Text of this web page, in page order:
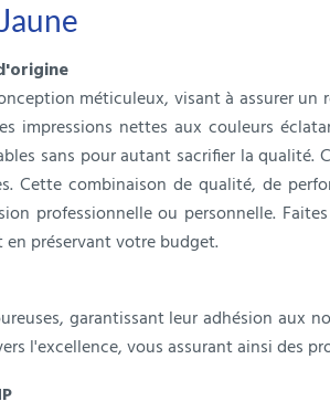
méticuleux, visant à assurer
impressions nettes aux couleurs
sans pour autant sacrifier la
Cette combinaison de qualité, de
professionnelle ou personnelle.
préservant votre budget.
garantissant leur adhésion aux
l'excellence, vous assurant ainsi des